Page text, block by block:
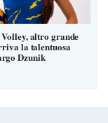
altro grande
la talentuosa
Dzunik